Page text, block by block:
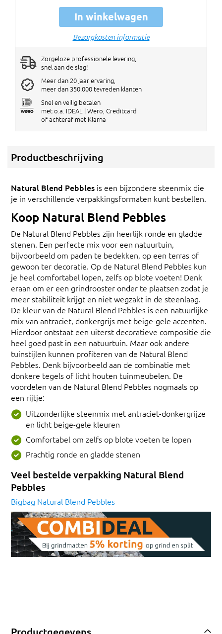
In winkelwagen
Bezorgkosten informatie
Zorgeloze professionele levering,
snel aan de slag!
Meer dan 20 jaar ervaring,
meer dan 350.000 tevreden klanten
Snel en veilig betalen
met o.a. IDEAL | Wero, Creditcard
of achteraf met Klarna
Productbeschrijving
Natural Blend Pebbles is een bijzondere steenmix die
je in verschillende verpakkingsformaten kunt bestellen.
Koop Natural Blend Pebbles
De Natural Blend Pebbles zijn heerlijk ronde en gladde
stenen. Een perfecte mix voor een natuurtuin,
bijvoorbeeld om paden te bedekken, op een terras of
gewoon ter decoratie. Op de Natural Blend Pebbles kun
je heel comfortabel lopen, zelfs op blote voeten! Denk
eraan om er een grindrooster onder te plaatsen zodat je
meer stabiliteit krijgt en niet wegzakt in de steenlaag.
De kleur van de Natural Blend Pebbles is een natuurlijke
mix van antraciet, donkergrijs met beige-gele accenten.
Hierdoor ontstaat een uiterst decoratieve compositie die
heel goed past in een natuurtuin. Maar ook andere
tuinstijlen kunnen profiteren van de Natural Blend
Pebbles. Denk bijvoorbeeld aan de combinatie met
donkere tegels of licht houten tuinmeubelen. De
voordelen van de Natural Blend Pebbles nogmaals op
een rijtje:
Uitzonderlijke steenmix met antraciet-donkergrijze
en licht beige-gele kleuren
Comfortabel om zelfs op blote voeten te lopen
Prachtig ronde en gladde stenen
Veel bestelde verpakking Natural Blend
Pebbles
Bigbag Natural Blend Pebbles
Productgegevens